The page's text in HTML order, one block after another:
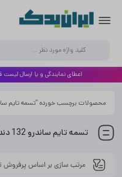
اعطای نمایندگی و یا ارسال
محصولات برچسب خورده “تسمه تایم ساندرو 132
تسمه تایم ساندرو 132 دندانه